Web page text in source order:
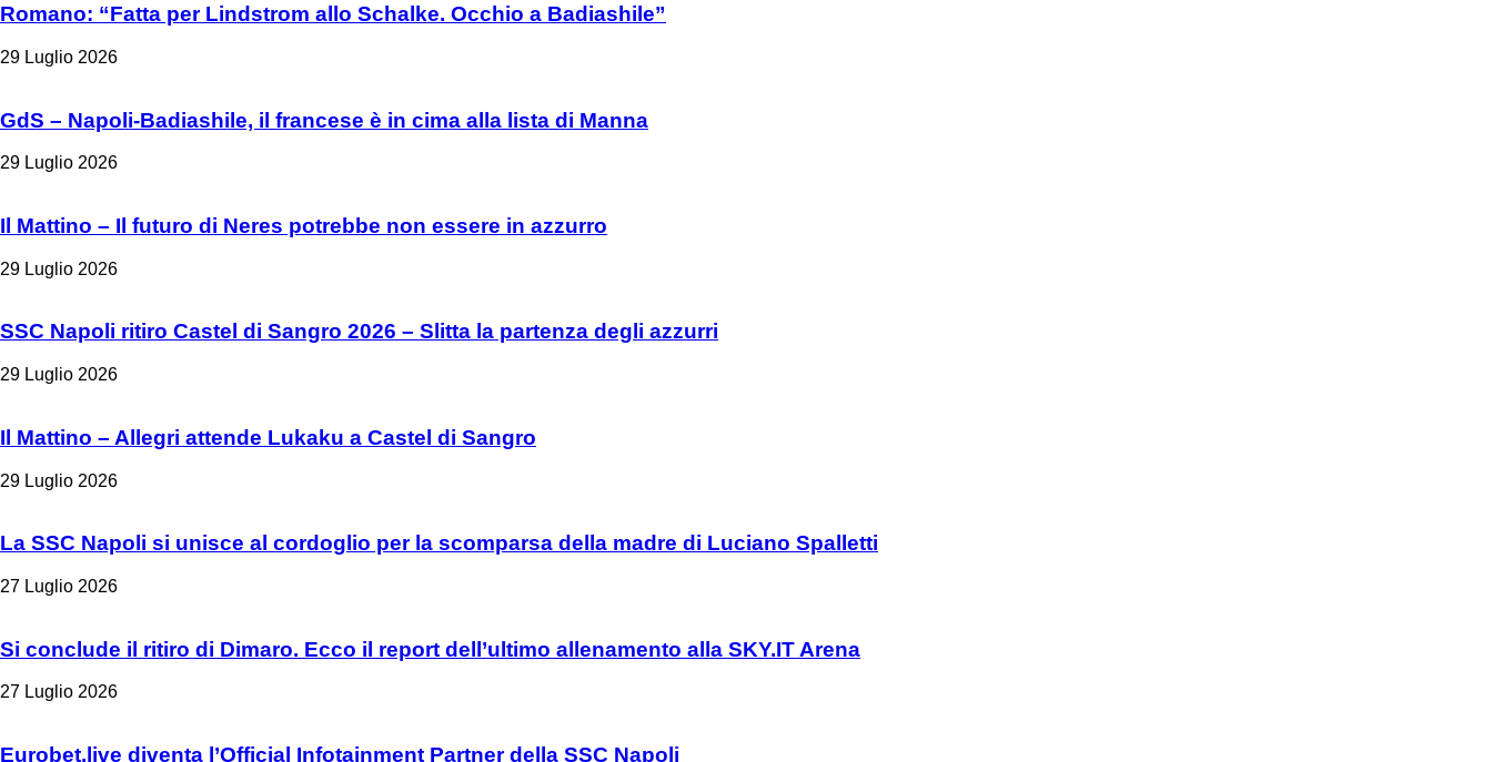
Romano: “Fatta per Lindstrom allo Schalke. Occhio a Badiashile”
29 Luglio 2026
GdS – Napoli-Badiashile, il francese è in cima alla lista di Manna
29 Luglio 2026
Il Mattino – Il futuro di Neres potrebbe non essere in azzurro
29 Luglio 2026
SSC Napoli ritiro Castel di Sangro 2026 – Slitta la partenza degli azzurri
29 Luglio 2026
Il Mattino – Allegri attende Lukaku a Castel di Sangro
29 Luglio 2026
La SSC Napoli si unisce al cordoglio per la scomparsa della madre di Luciano Spalletti
27 Luglio 2026
Si conclude il ritiro di Dimaro. Ecco il report dell’ultimo allenamento alla SKY.IT Arena
27 Luglio 2026
Eurobet.live diventa l’Official Infotainment Partner della SSC Napoli